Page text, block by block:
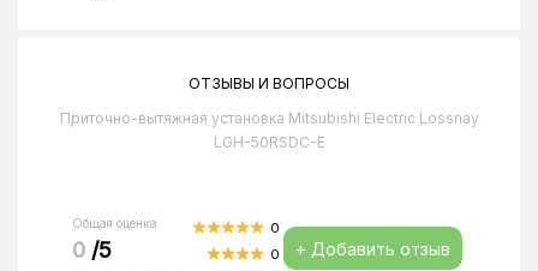
ОТЗЫВЫ И ВОПРОСЫ
Приточно-вытяжная установка Mitsubishi Electric Lossnay
LGH-50RSDC-E
Общая оценка
0 /5
0
0
+ Добавить отзыв